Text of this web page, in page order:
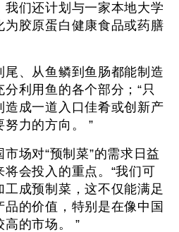
们还计划与一家本地大学
为胶原蛋白健康食品或药膳
、从鱼鳞到鱼肠都能制造
利用鱼的各个部分；“只
造成一道入口佳肴或创新产
力的方向。 ”
场对“预制菜”的需求日益
会投入的重点。“我们可
工成预制菜，这不仅能满足
的价值，特别是在像中国
的市场。 ”